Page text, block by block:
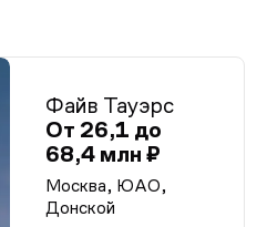
Файв Тауэрс
От 26,1 до
68,4 млн ₽
Москва, ЮАО,
Донской